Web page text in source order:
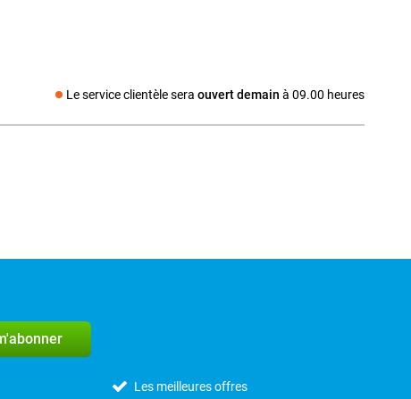
Le service clientèle sera ouvert demain à 09.00 heures
Média social
Les meilleures offres